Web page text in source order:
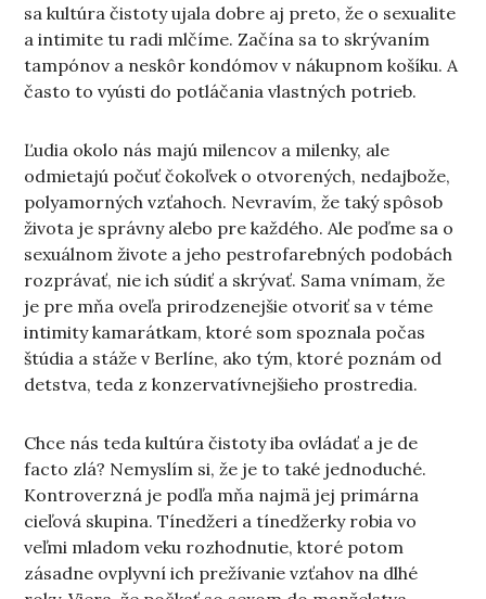
sa kultúra čistoty ujala dobre aj preto, že o sexualite
a intimite tu radi mlčíme. Začína sa to skrývaním
tampónov a neskôr kondómov v nákupnom košíku. A
často to vyústi do potláčania vlastných potrieb.
Ľudia okolo nás majú milencov a milenky, ale
odmietajú počuť čokoľvek o otvorených, nedajbože,
polyamorných vzťahoch. Nevravím, že taký spôsob
života je správny alebo pre každého. Ale poďme sa o
sexuálnom živote a jeho pestrofarebných podobách
rozprávať, nie ich súdiť a skrývať. Sama vnímam, že
je pre mňa oveľa prirodzenejšie otvoriť sa v téme
intimity kamarátkam, ktoré som spoznala počas
štúdia a stáže v Berlíne, ako tým, ktoré poznám od
detstva, teda z konzervatívnejšieho prostredia.
Chce nás teda kultúra čistoty iba ovládať a je de
facto zlá? Nemyslím si, že je to také jednoduché.
Kontroverzná je podľa mňa najmä jej primárna
cieľová skupina. Tínedžeri a tínedžerky robia vo
veľmi mladom veku rozhodnutie, ktoré potom
zásadne ovplyvní ich prežívanie vzťahov na dlhé